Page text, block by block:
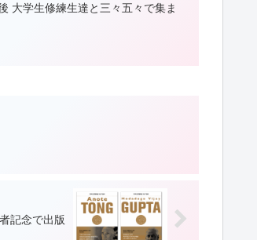
大学生修練生達と三々五々で集ま
記念で出版